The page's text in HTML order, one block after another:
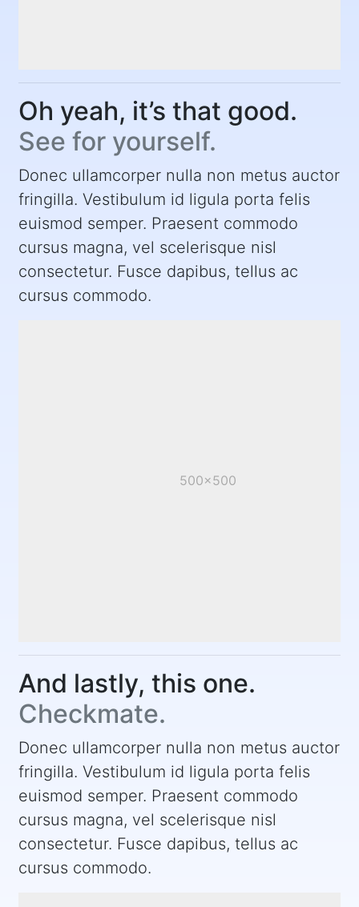
Oh yeah, it’s that good.
See for yourself.
Donec ullamcorper nulla non metus auctor
fringilla. Vestibulum id ligula porta felis
euismod semper. Praesent commodo
cursus magna, vel scelerisque nisl
consectetur. Fusce dapibus, tellus ac
cursus commodo.
500x500
And lastly, this one.
Checkmate.
Donec ullamcorper nulla non metus auctor
fringilla. Vestibulum id ligula porta felis
euismod semper. Praesent commodo
cursus magna, vel scelerisque nisl
consectetur. Fusce dapibus, tellus ac
cursus commodo.